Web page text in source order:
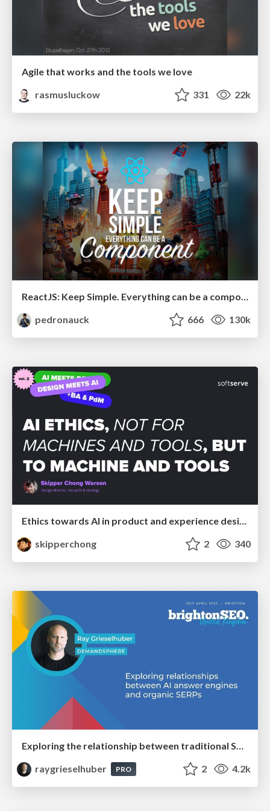
Agile that works and the tools we love
rasmusluckow
331 22k
ReactJS: Keep Simple. Everything can be a component!
pedronauck
666 130k
Ethics towards AI in product and experience design
skipperchong
2 340
raygrieselhuber
PRO 2 4.2k